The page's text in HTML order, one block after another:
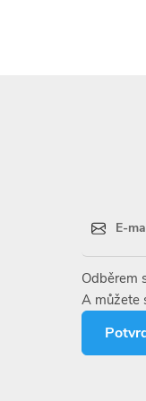
toxický pro
bezpečné
li nutná lékařská
E-
Odběrem
A můžete